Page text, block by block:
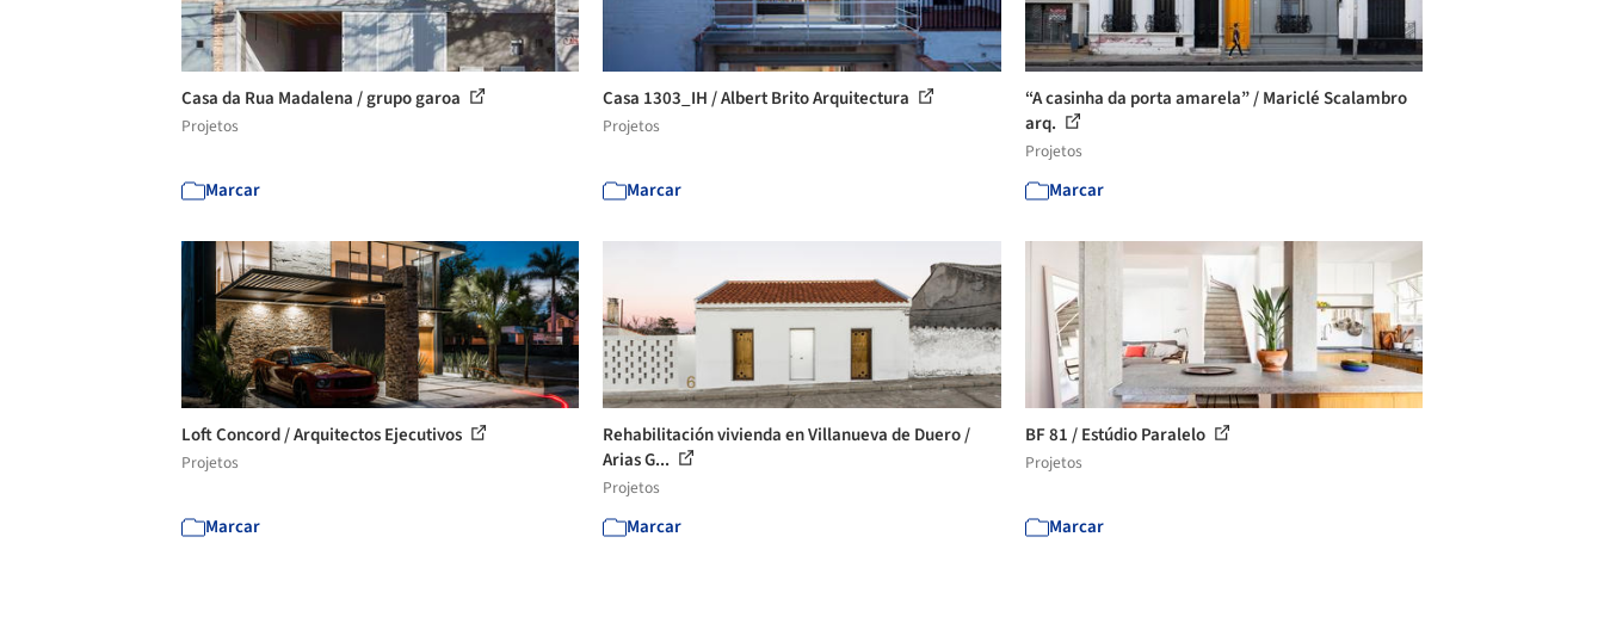
Casa da Rua Madalena / grupo garoa
Projetos
Marcar
Casa 1303_IH / Albert Brito Arquitectura
Projetos
Marcar
“A casinha da porta amarela” / Mariclé Scalambro
arq.
Projetos
Marcar
Loft Concord / Arquitectos Ejecutivos
Projetos
Marcar
Rehabilitación vivienda en Villanueva de Duero /
Arias G...
Projetos
Marcar
BF 81 / Estúdio Paralelo
Projetos
Marcar